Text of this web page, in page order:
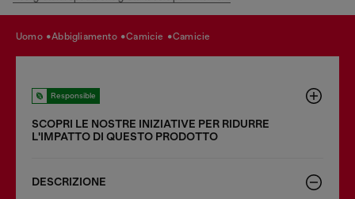
uomo abbigliamento camicie camicie
Responsible
SCOPRI LE NOSTRE INIZIATIVE PER RIDURRE
LʹIMPATTO DI QUESTO PRODOTTO
DESCRIZIONE